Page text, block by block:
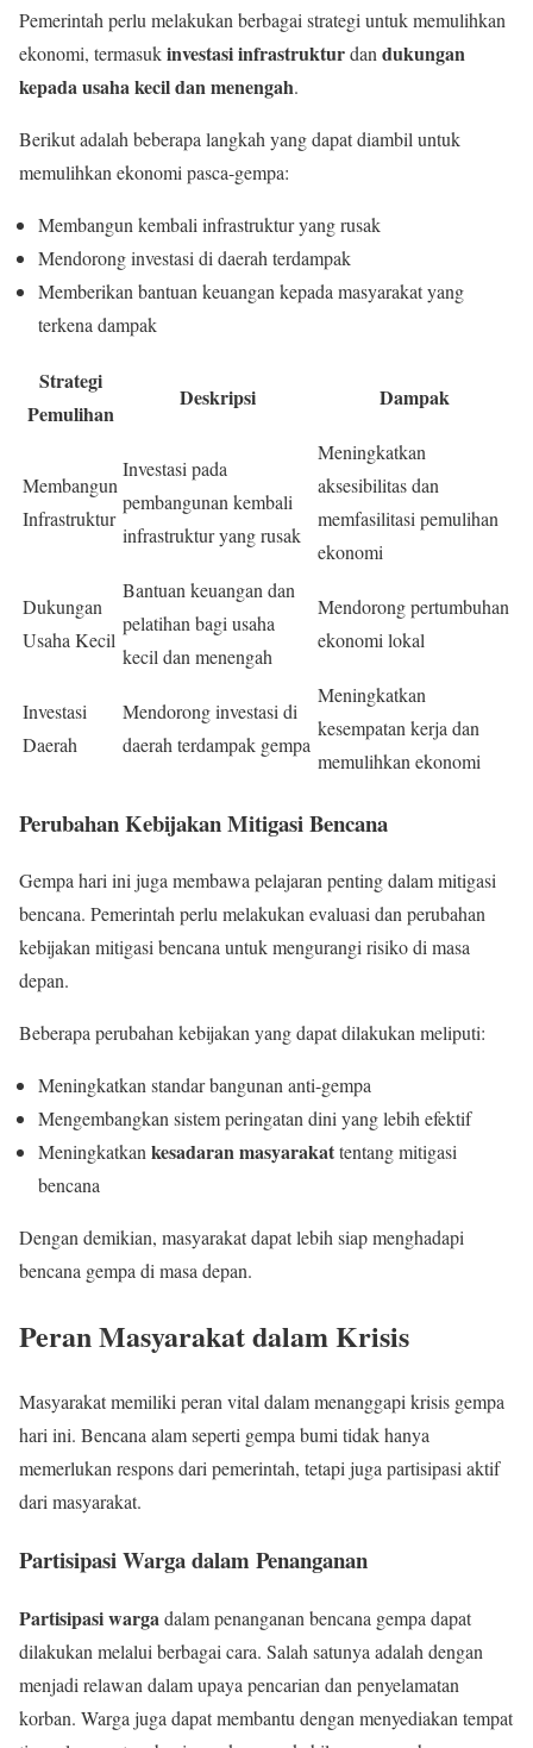
Pemerintah perlu melakukan berbagai strategi untuk memulihkan
ekonomi, termasukinvestasi infrastrukturdan dukungan
kepada usaha kecil dan menengah.
Berikut adalah beberapa langkah yang dapat diambil untuk
memulihkan ekonomi pasca-gempa:
Membangun kembali infrastruktur yang rusak
Mendorong investasi di daerah terdampak
Memberikan bantuan keuangan kepada masyarakat yang
terkena dampak
Strategi
Pemulihan
Deskripsi Dampak
Membangun
Infrastruktur
Investasi pada
pembangunan kembali
infrastruktur yang rusak
Meningkatkan
aksesibilitas dan
memfasilitasi pemulihan
ekonomi
Dukungan
Usaha Kecil
Bantuan keuangan dan
pelatihan bagi usaha
kecil dan menengah
Mendorong pertumbuhan
ekonomi lokal
Investasi
Daerah
Mendorong investasi di
daerah terdampak gempa
Meningkatkan
kesempatan kerja dan
memulihkan ekonomi
Perubahan Kebijakan Mitigasi Bencana
Gempa hari ini juga membawa pelajaran penting dalam mitigasi
bencana. Pemerintah perlu melakukan evaluasi dan perubahan
kebijakan mitigasi bencana untuk mengurangi risiko di masa
depan.
Beberapa perubahan kebijakan yang dapat dilakukan meliputi:
Meningkatkan standar bangunan anti-gempa
Mengembangkan sistem peringatan dini yang lebih efektif
Meningkatkankesadaran masyarakattentang mitigasi
bencana
Dengan demikian, masyarakat dapat lebih siap menghadapi
bencana gempa di masa depan.
Peran Masyarakat dalam Krisis
Masyarakat memiliki peran vital dalam menanggapi krisis gempa
hari ini. Bencana alam seperti gempa bumi tidak hanya
memerlukan respons dari pemerintah, tetapi juga partisipasi aktif
dari masyarakat.
Partisipasi Warga dalam Penanganan
Partisipasi warga dalam penanganan bencana gempa dapat
dilakukan melalui berbagai cara. Salah satunya adalah dengan
menjadi relawan dalam upaya pencarian dan penyelamatan
korban. Warga juga dapat membantu dengan menyediakan tempat